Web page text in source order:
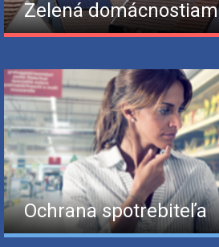
Zelená domácnostiam
Ochrana spotrebiteľa